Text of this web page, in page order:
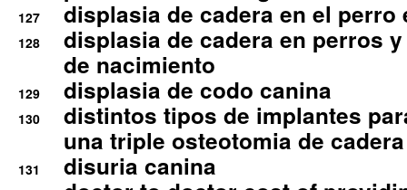
127 displasia de cadera en el perro
128
displasia de cadera en perros
de nacimiento
129 displasia de codo canina
130
distintos tipos de implantes
una triple osteotomia de cadera
131 disuria canina